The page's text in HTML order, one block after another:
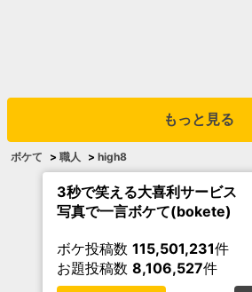
もっと見る
ボケて > 職人 > high8
3秒で笑える大喜利サービス
写真で一言ボケて(bokete)
ボケ投稿数 115,501,231件
お題投稿数 8,106,527件